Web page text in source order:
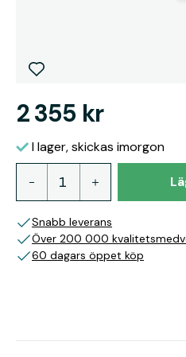
2 355 kr
I lager, skickas imorgon
Snabb leverans
Över 200 000
60 dagars öppet köp